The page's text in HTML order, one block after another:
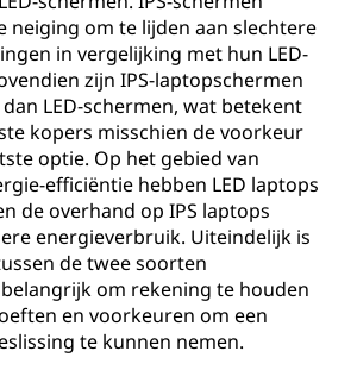
neiging om te lijden aan slechtere
in vergelijking met hun LED-
zijn IPS-laptopschermen
LED-schermen, wat betekent
kopers misschien de voorkeur
optie. Op het gebied van
efficiëntie hebben LED laptops
de overhand op IPS laptops
energieverbruik. Uiteindelijk is
de twee soorten
om rekening te houden
en voorkeuren om een
te kunnen nemen.